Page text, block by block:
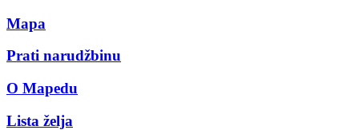
Mapa
Prati narudžbinu
O Mapedu
Lista želja